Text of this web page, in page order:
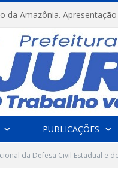
PUBLICAÇÕES
da Defesa Civil Estadual e